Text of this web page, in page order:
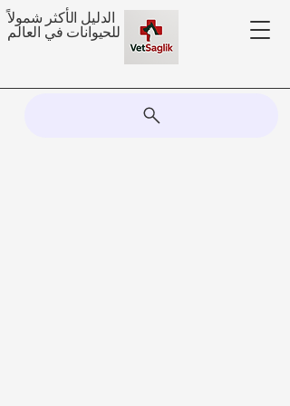
الدليل الأكثر شمولاً
للحيوانات في العالم